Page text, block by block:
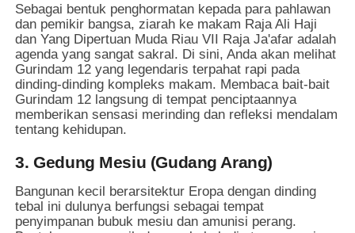
Sebagai bentuk penghormatan kepada para pahlawan
dan pemikir bangsa, ziarah ke makam Raja Ali Haji
dan Yang Dipertuan Muda Riau VII Raja Ja'afar adalah
agenda yang sangat sakral. Di sini, Anda akan melihat
Gurindam 12 yang legendaris terpahat rapi pada
dinding-dinding kompleks makam. Membaca bait-bait
Gurindam 12 langsung di tempat penciptaannya
memberikan sensasi merinding dan refleksi mendalam
tentang kehidupan.
3. Gedung Mesiu (Gudang Arang)
Bangunan kecil berarsitektur Eropa dengan dinding
tebal ini dulunya berfungsi sebagai tempat
penyimpanan bubuk mesiu dan amunisi perang.